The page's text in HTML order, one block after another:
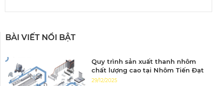
BÀI VIẾT NỔI BẬT
Quy trình sản xuất thanh nhôm
chất lượng cao tại Nhôm Tiến Đạt
29/12/2025